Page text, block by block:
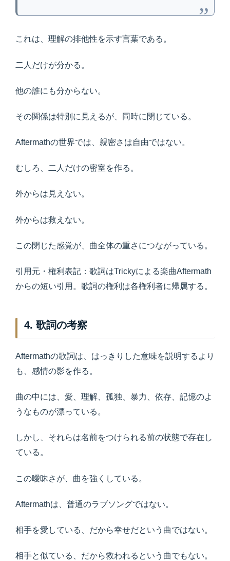
これは、理解の排他性を示す言葉である。
二人だけが分かる。
他の誰にも分からない。
その関係は特別に見えるが、同時に閉じている。
Aftermathの世界では、親密さは自由ではない。
むしろ、二人だけの密室を作る。
外からは見えない。
外からは救えない。
この閉じた感覚が、曲全体の重さにつながっている。
引用元・権利表記：歌詞はTrickyによる楽曲Aftermath
からの短い引用。歌詞の権利は各権利者に帰属する。
4. 歌詞の考察
Aftermathの歌詞は、はっきりした意味を説明するより
も、感情の影を作る。
曲の中には、愛、理解、孤独、暴力、依存、記憶のよ
うなものが漂っている。
しかし、それらは名前をつけられる前の状態で存在し
ている。
この曖昧さが、曲を強くしている。
Aftermathは、普通のラブソングではない。
相手を愛している、だから幸せだという曲ではない。
相手と似ている、だから救われるという曲でもない。